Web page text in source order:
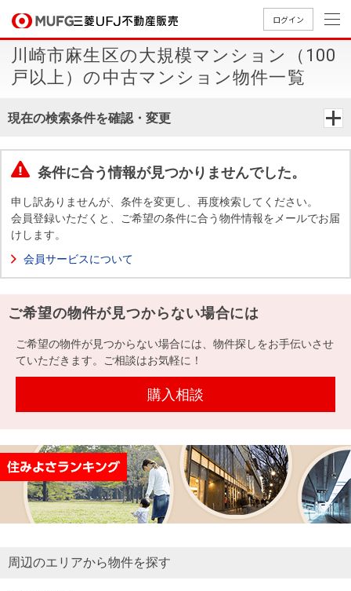
ログイン
買いたいTOP
中古
マン
ンを
探す
築・
一戸
建て
す
用
物
件
を
す
件を
探す
売りたいTOP
無
料
定
却
談
売却
金額
試算
売却向け
周辺相場
住まい1プ
店舗案内TOP
店舗のご
案内（首
案内（名
案内（関
会社情報TOP
ごあいさ
つ
要
Way
経営ビジ
ョン
組織図
役員一
沿革
本社地
図
（電子ブ
ック版）
採用情報TOP
新卒採用
情報
採用情報
買いたい
売りたい
店舗案内
会社情報
採用情報
提携企業にお勤めの方
閉じる
川崎市麻生区の大規模マンション（100
戸以上）の中古マンション物件一覧
現在の検索条件を確認・変更
条件に合う情報が見つかりませんでした。
申し訳ありませんが、条件を変更し、再度検索してください。
会員登録いただくと、ご希望の条件に合う物件情報をメールでお届
けします。
会員サービスについて
ご希望の物件が見つからない場合には
ご希望の物件が見つからない場合には、物件探しをお手伝いさせ
ていただきます。ご相談はお気軽に！
購入相談
周辺のエリアから物件を探す